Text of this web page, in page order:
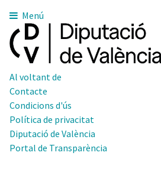
Menú
Al voltant de
Contacte
Condicions d'ús
Política de privacitat
Diputació de València
Portal de Transparència